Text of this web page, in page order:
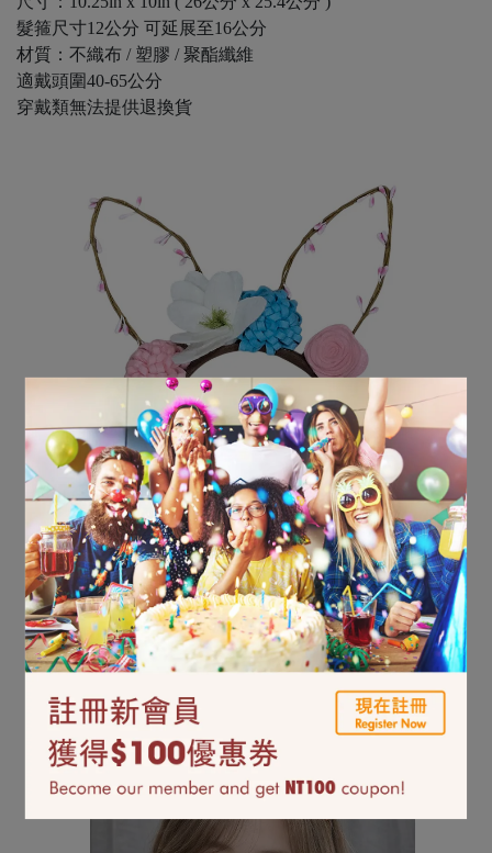
髮箍尺寸12公分 可延展至16公分
材質：不織布 / 塑膠 / 聚酯纖維
適戴頭圍40-65公分
穿戴類無法提供退換貨